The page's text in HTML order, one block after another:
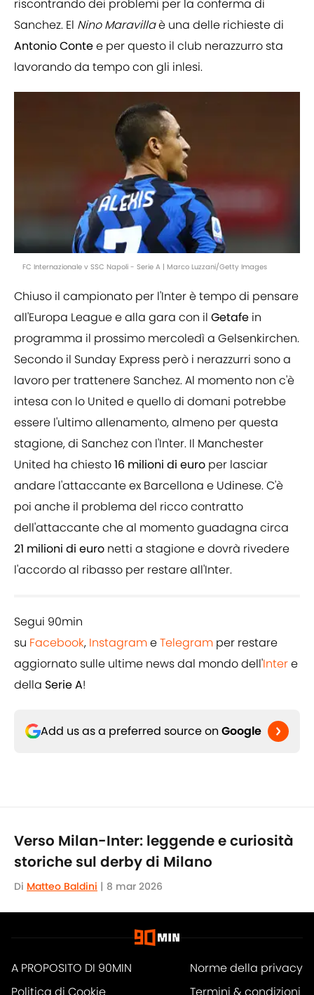
riscontrando dei problemi per la conferma di
Sanchez. El Nino Maravillaè una delle richieste di
AntonioContee per questo il club nerazzurro sta
lavorando da tempo con gli inlesi.
FC Internazionale v SSC Napoli - Serie A | Marco Luzzani/Getty Images
Chiuso il campionato per l'Inter è tempo di pensare
all'Europa League e alla gara con il Getafe in
programma il prossimo mercoledì a Gelsenkirchen.
Secondo il Sunday Express però i nerazzurri sono a
lavoro per trattenere Sanchez. Al momento non c'è
intesa con lo United e quello di domani potrebbe
essere l'ultimo allenamento, almeno per questa
stagione, di Sanchez con l'Inter. Il Manchester
United ha chiesto16 milioni di euro per lasciar
andare l'attaccante ex Barcellona e Udinese. C'è
poi anche il problema del ricco contratto
dell'attaccante che al momento guadagna circa
21 milioni di euro netti a stagione e dovrà rivedere
l'accordo al ribasso per restare all'Inter.
Segui 90min
su Facebook, InstagrameTelegram per restare
aggiornato sulle ultime news dal mondo dell'Intere
della Serie A!
Add us as a preferred source on Google
Verso Milan-Inter: leggende e curiosità
storiche sul derby di Milano
Di Matteo Baldini | 8 mar 2026
A PROPOSITO DI 90MIN
Norme della privacy